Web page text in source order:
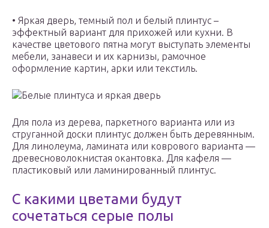
• Яркая дверь, темный пол и белый плинтус –
эффектный вариант для прихожей или кухни. В
качестве цветового пятна могут выступать элементы
мебели, занавеси и их карнизы, рамочное
оформление картин, арки или текстиль.
Белые плинтуса и яркая дверь
Для пола из дерева, паркетного варианта или из
струганной доски плинтус должен быть деревянным.
Для линолеума, ламината или коврового варианта —
древесноволокнистая окантовка. Для кафеля —
пластиковый или ламинированный плинтус.
С какими цветами будут
сочетаться серые полы